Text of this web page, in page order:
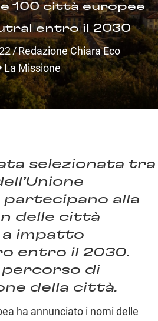
100 città europee
entro il 2030
/Redazione Chiara Eco
La Missione
selezionata tra
partecipano alla
delle città
impatto
entro il 2030.
percorso di
della città.
ha annunciato i nomi delle